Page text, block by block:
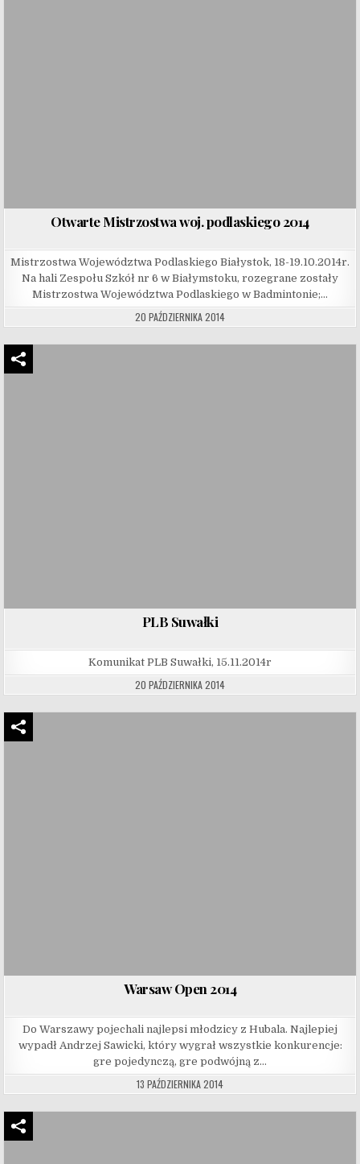
Otwarte Mistrzostwa woj. podlaskiego 2014
Mistrzostwa Województwa Podlaskiego Białystok, 18-19.10.2014r.
Na hali Zespołu Szkół nr 6 w Białymstoku, rozegrane zostały
Mistrzostwa Województwa Podlaskiego w Badmintonie;…
20 PAŹDZIERNIKA 2014
PLB Suwałki
Komunikat PLB Suwałki, 15.11.2014r
20 PAŹDZIERNIKA 2014
Warsaw Open 2014
Do Warszawy pojechali najlepsi młodzicy z Hubala. Najlepiej
wypadł Andrzej Sawicki, który wygrał wszystkie konkurencje:
gre pojedynczą, gre podwójną z…
13 PAŹDZIERNIKA 2014